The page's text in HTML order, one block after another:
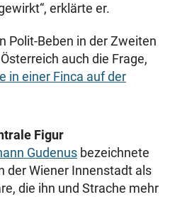
erklärte er.
Polit-Beben in der Zweiten
auch die Frage,
in einer Finca auf der
Figur
Gudenus bezeichnete
der Wiener Innenstadt als
die ihn und Strache mehr